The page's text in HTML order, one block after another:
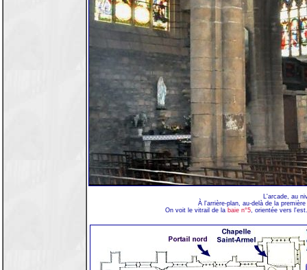
L'arcade, au
À l'arrière-plan, au-delà de la
On voit le vitrail de la baie n°5, orientée vers